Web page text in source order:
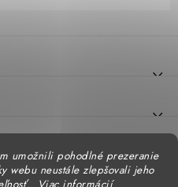
umožnili pohodlné prezeranie
webu neustále zlepšovali jeho